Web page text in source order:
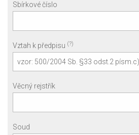
Sbírkové číslo
Vztah k předpisu (?)
Věcný rejstřík
Soud